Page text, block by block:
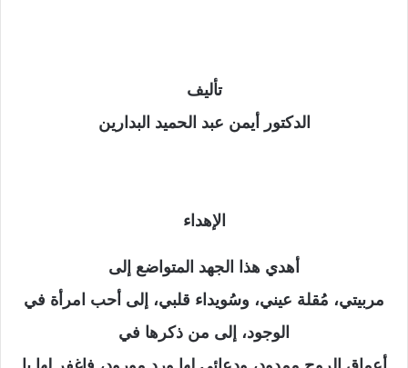
تأليف
الدكتور أيمن عبد الحميد البدارين
الإهداء
أهدي هذا الجهد المتواضع إلى
مربيتي، مُقلة عيني، وسُويداء قلبي، إلى أحب امرأة في
الوجود، إلى من ذكرها في